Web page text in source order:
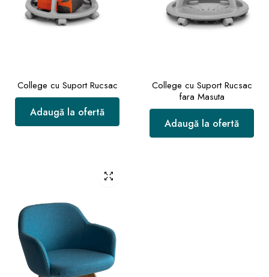
College cu Suport Rucsac
Adaugă la ofertă
College cu Suport Rucsac
fara Masuta
Adaugă la ofertă